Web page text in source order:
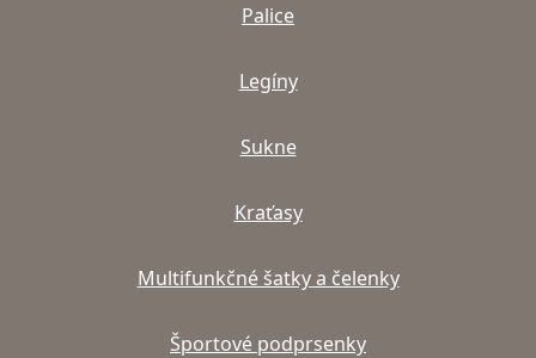
Palice
Legíny
Sukne
Kraťasy
Multifunkčné šatky a čelenky
Športové podprsenky